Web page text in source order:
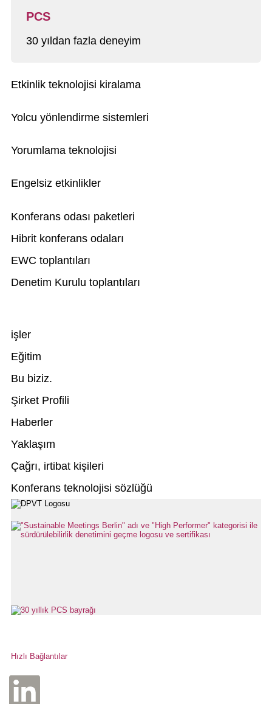
PCS
30 yıldan fazla deneyim
Etkinlik teknolojisi kiralama
Yolcu yönlendirme sistemleri
Yorumlama teknolojisi
Engelsiz etkinlikler
Konferans odası paketleri
Hibrit konferans odaları
EWC toplantıları
Denetim Kurulu toplantıları
işler
Eğitim
Bu biziz.
Şirket Profili
Haberler
Yaklaşım
Çağrı, irtibat kişileri
Konferans teknolojisi sözlüğü
Hızlı Bağlantılar